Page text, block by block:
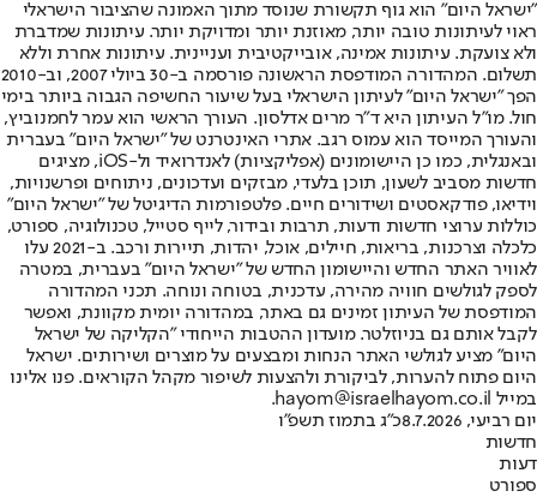
"ישראל היום" הוא גוף תקשורת שנוסד מתוך האמונה שהציבור הישראלי
ראוי לעיתונות טובה יותר, מאוזנת יותר ומדויקת יותר. עיתונות שמדברת
ולא צועקת. עיתונות אמינה, אובייקטיבית ועניינית. עיתונות אחרת וללא
תשלום. המהדורה המודפסת הראשונה פורסמה ב-30 ביולי 2007, וב-2010
הפך "ישראל היום" לעיתון הישראלי בעל שיעור החשיפה הגבוה ביותר בימי
חול. מו"ל העיתון היא ד"ר מרים אדלסון. העורך הראשי הוא עמר לחמנוביץ,
והעורך המייסד הוא עמוס רגב. אתרי האינטרנט של "ישראל היום" בעברית
ובאנגלית, כמו כן היישומונים (אפליקציות) לאנדרואיד ול-iOS, מציגים
חדשות מסביב לשעון, תוכן בלעדי, מבזקים ועדכונים, ניתוחים ופרשנויות,
וידיאו, פודקאסטים ושידורים חיים. פלטפורמות הדיגיטל של "ישראל היום"
כוללות ערוצי חדשות ודעות, תרבות ובידור, לייף סטייל, טכנולוגיה, ספורט,
כלכלה וצרכנות, בריאות, חיילים, אוכל, יהדות, תיירות ורכב. ב-2021 עלו
לאוויר האתר החדש והיישומון החדש של "ישראל היום" בעברית, במטרה
לספק לגולשים חוויה מהירה, עדכנית, בטוחה ונוחה. תכני המהדורה
המודפסת של העיתון זמינים גם באתר, במהדורה יומית מקוונת, ואפשר
לקבל אותם גם בניוזלטר. מועדון ההטבות הייחודי "הקליקה של ישראל
היום" מציע לגולשי האתר הנחות ומבצעים על מוצרים ושירותים. ישראל
היום פתוח להערות, לביקורת ולהצעות לשיפור מקהל הקוראים. פנו אלינו
במייל hayom@israelhayom.co.il.
יום רביעי, 8.7.2026
כ"ג בתמוז תשפ"ו
חדשות
דעות
ספורט